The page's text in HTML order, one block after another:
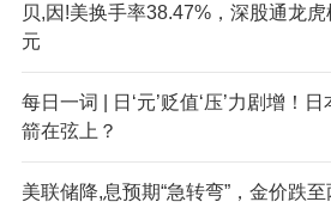
贝,因!美换手率38.47%，深股通龙
元
每日一词 | 日‘元’贬值‘压’力剧增！
箭在弦上？
美联储降,息预期“急转弯”，金价跌